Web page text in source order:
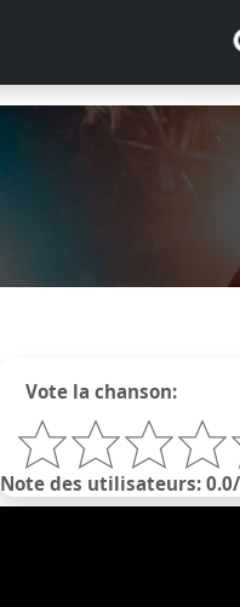
Vote la chanson:
Note des utilisateurs: